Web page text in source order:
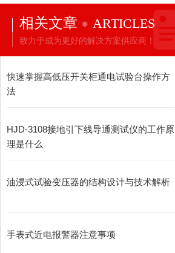
相关文章 ARTICLES
致力于成为更好的解决方案供应商！
快速掌握高低压开关柜通电试验台操作方
法
HJD-3108接地引下线导通测试仪的工作原
理是什么
油浸式试验变压器的结构设计与技术解析
手表式近电报警器注意事项